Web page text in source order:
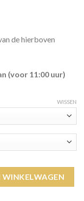
de hierboven
(voor 11:00 uur)
WISSEN